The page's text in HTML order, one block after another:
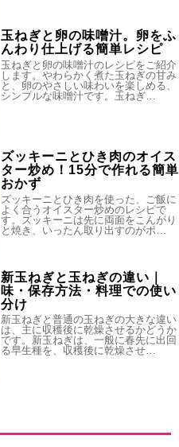
玉ねぎと卵の味噌汁。卵をふ
んわり仕上げる簡単レシピ
玉ねぎと卵の味噌汁のレシピをご紹介
します。やわらかく煮た玉ねぎの甘み
と、卵のやさしい味わいを楽しめる、
シンプルな味噌汁です。玉ねぎ…
ズッキーニとひき肉のオイス
ター炒め！15分で作れる簡単
おかず
ズッキーニとひき肉を使った、ご飯に
よく合うオイスター炒めのレシピで
す。ズッキーニは先に両面をこんがり
と焼き、いったん取り出すのがポ…
新玉ねぎと玉ねぎの違い｜
味・保存方法・料理での使い
分け
新玉ねぎと普通の玉ねぎの大きな違い
は、主に収穫後に乾燥させるかどうか
です。新玉ねぎは、一般に春先に出回
る早生種を、収穫後に乾燥させ…